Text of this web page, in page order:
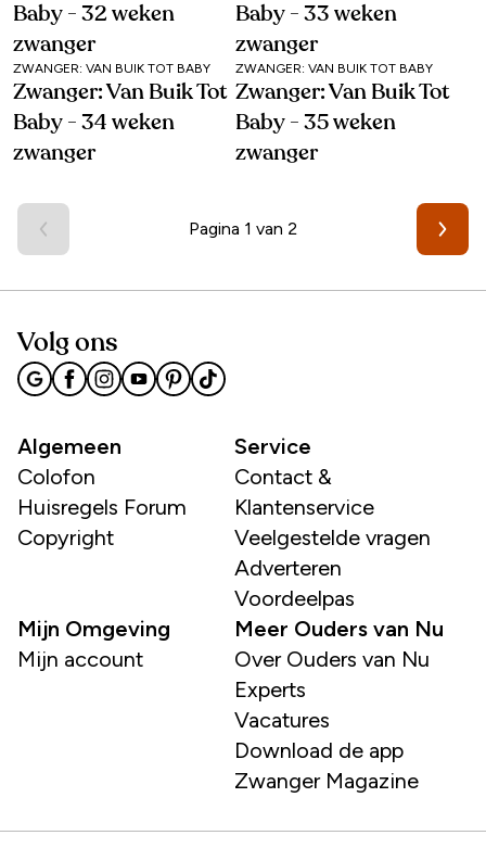
Baby - 32 weken
zwanger
Baby - 33 weken
zwanger
ZWANGER: VAN BUIK TOT BABY
Zwanger: Van Buik Tot
Baby - 34 weken
zwanger
ZWANGER: VAN BUIK TOT BABY
Zwanger: Van Buik Tot
Baby - 35 weken
zwanger
Pagina 1 van 2
Volg ons
Algemeen
Colofon
Huisregels Forum
Copyright
Service
Contact &
Klantenservice
Veelgestelde vragen
Adverteren
Voordeelpas
Mijn Omgeving
Mijn account
Meer Ouders van Nu
Over Ouders van Nu
Experts
Vacatures
Download de app
Zwanger Magazine